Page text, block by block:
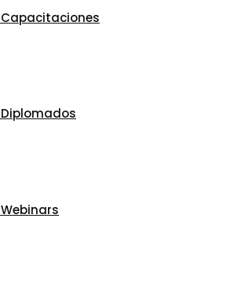
Capacitaciones
Diplomados
Webinars